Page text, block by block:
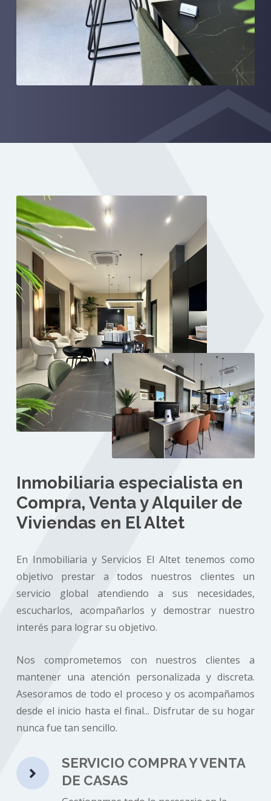
Inmobiliaria especialista en
Compra, Venta y Alquiler de
Viviendas en El Altet
En Inmobiliaria y Servicios El Altet tenemos como
objetivo prestar a todos nuestros clientes un
servicio global atendiendo a sus necesidades,
escucharlos, acompañarlos y demostrar nuestro
interés para lograr su objetivo.
Nos comprometemos con nuestros clientes a
mantener una atención personalizada y discreta.
Asesoramos de todo el proceso y os acompañamos
desde el inicio hasta el final... Disfrutar de su hogar
nunca fue tan sencillo.

SERVICIO COMPRA Y VENTA
DE CASAS